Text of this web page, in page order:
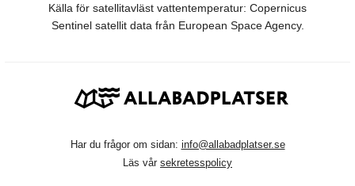
Källa för satellitavläst vattentemperatur: Copernicus
Sentinel satellit data från European Space Agency.
Har du frågor om sidan: info@allabadplatser.se
Läs vår sekretesspolicy